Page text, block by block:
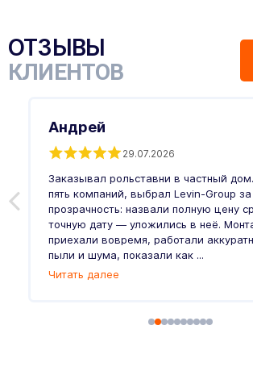
ОТЗЫВЫ
КЛИЕНТОВ
Андрей
29.07.2026
Заказывал рольставни в частный
пять компаний, выбрал Levin-Group за
прозрачность: назвали полную цену
точную дату — уложились в неё.
приехали вовремя, работали
пыли и шума, показали как ...
Читать далее